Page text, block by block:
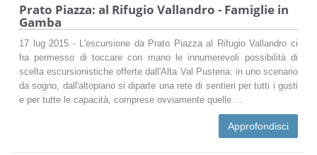
Prato Piazza: al Rifugio Vallandro - Famiglie in
Gamba
17 lug 2015 - L'escursione da Prato Piazza al Rifugio Vallandro ci
ha permesso di toccare con mano le innumerevoli possibilità di
scelta escursionistiche offerte dall'Alta Val Pusteria: in uno scenario
da sogno, dall'altopiano si diparte una rete di sentieri per tutti i gusti
e per tutte le capacità, comprese ovviamente quelle ...
Approfondisci